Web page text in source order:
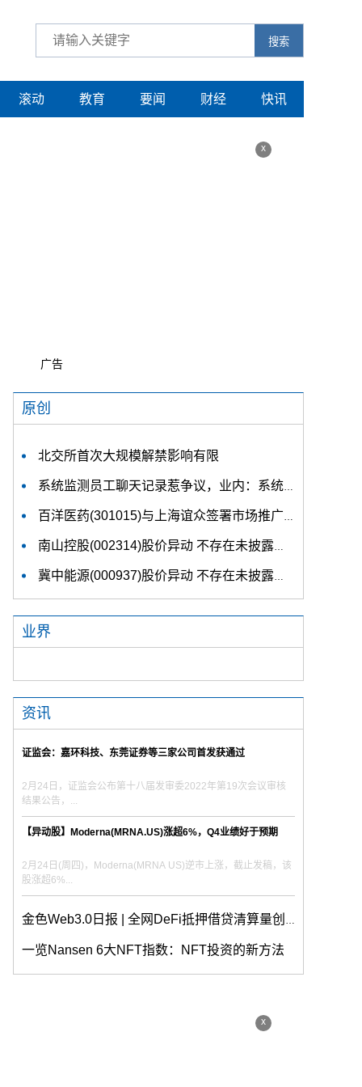
搜索
滚动 教育 要闻 财经 快讯
x
广告
原创
北交所首次大规模解禁影响有限
系统监测员工聊天记录惹争议，业内：系统早就有了
百洋医药(301015)与上海谊众签署市场推广服务协议
南山控股(002314)股价异动 不存在未披露的重大事项
冀中能源(000937)股价异动 不存在未披露的重大事项
业界
资讯
证监会：嘉环科技、东莞证券等三家公司首发获通过
2月24日，证监会公布第十八届发审委2022年第19次会议审核
结果公告，...
【异动股】Moderna(MRNA.US)涨超6%，Q4业绩好于预期
2月24日(周四)，Moderna(MRNA US)逆市上涨，截止发稿，该
股涨超6%...
金色Web3.0日报 | 全网DeFi抵押借贷清算量创近30天新高
一览Nansen 6大NFT指数：NFT投资的新方法
x